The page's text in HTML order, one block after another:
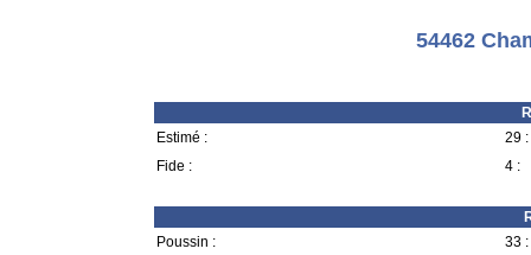
54462
Estimé :
29 :
Fide :
4 :
Poussin :
33 :